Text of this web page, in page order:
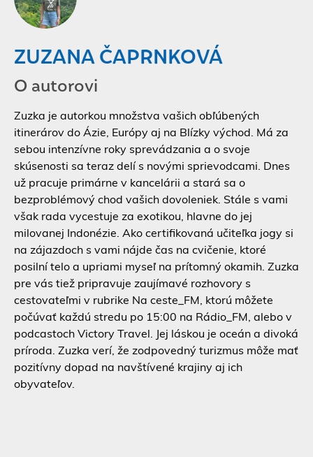
ZUZANA ČAPRNKOVÁ
O autorovi
Zuzka je autorkou množstva vašich obľúbených
itinerárov do Ázie, Európy aj na Blízky východ. Má za
sebou intenzívne roky sprevádzania a o svoje
skúsenosti sa teraz delí s novými sprievodcami. Dnes
už pracuje primárne v kancelárii a stará sa o
bezproblémový chod vašich dovoleniek. Stále s vami
však rada vycestuje za exotikou, hlavne do jej
milovanej Indonézie. Ako certifikovaná učiteľka jogy si
na zájazdoch s vami nájde čas na cvičenie, ktoré
posilní telo a upriami myseľ na prítomný okamih. Zuzka
pre vás tiež pripravuje zaujímavé rozhovory s
cestovateľmi v rubrike Na ceste_FM, ktorú môžete
počúvať každú stredu po 15:00 na Rádio_FM, alebo v
podcastoch Victory Travel. Jej láskou je oceán a divoká
príroda. Zuzka verí, že zodpovedný turizmus môže mať
pozitívny dopad na navštívené krajiny aj ich
obyvateľov.